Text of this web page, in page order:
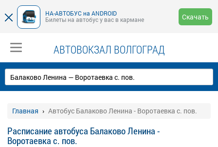
НА-АВТОБУС на ANDROID
Билеты на автобус у вас в кармане
Скачать
АВТОВОКЗАЛ ВОЛГОГРАД
Главная Автобус Балаково Ленина - Воротаевка с. пов.
Расписание автобуса Балаково Ленина -
Воротаевка с. пов.